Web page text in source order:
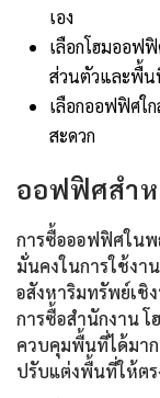
เอง
เลือกโฮมออฟ
ส่วนตัวและพื้น
เลือกออฟฟิศใ
สะดวก
ออฟฟิศสำ
การซื้อออฟฟิศใน
มั่นคงในการใช้งา
อสังหาริมทรัพย์เชิ
การซื้อสำนักงาน
ควบคุมพื้นที่ได้มา
ปรับแต่งพื้นที่ให้ต